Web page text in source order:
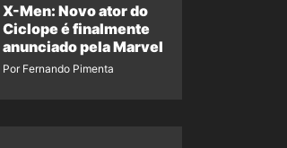
X-Men: Novo ator do
Ciclope é finalmente
anunciado pela Marvel
Por Fernando Pimenta